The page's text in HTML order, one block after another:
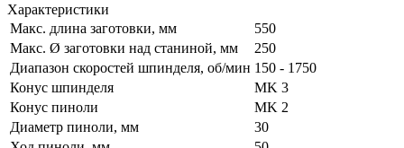
Характеристики
Макс. длина заготовки, мм
550
Макс. Ø заготовки над станиной, мм
250
Диапазон скоростей шпинделя, об/мин 150 - 1750
Конус шпинделя
MK 3
Конус пиноли
MK 2
Диаметр пиноли, мм
30